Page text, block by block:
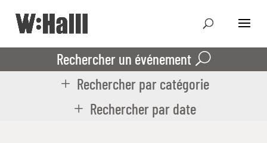
Rechercher un événement
Rechercher par catégorie
Rechercher par date